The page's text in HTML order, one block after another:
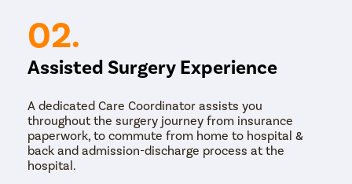
02.
Assisted Surgery Experience
A dedicated Care Coordinator assists you
throughout the surgery journey from insurance
paperwork, to commute from home to hospital &
back and admission-discharge process at the
hospital.